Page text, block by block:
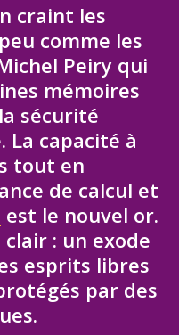
craint les
comme les
Peiry qui
mémoires
sécurité
capacité à
tout en
de calcul et
est le nouvel or.
: un exode
esprits libres
par des